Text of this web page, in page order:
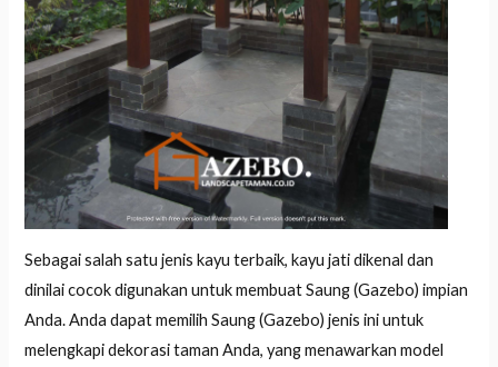
Sebagai salah satu jenis kayu terbaik, kayu jati dikenal dan
dinilai cocok digunakan untuk membuat Saung (Gazebo) impian
Anda. Anda dapat memilih Saung (Gazebo) jenis ini untuk
melengkapi dekorasi taman Anda, yang menawarkan model